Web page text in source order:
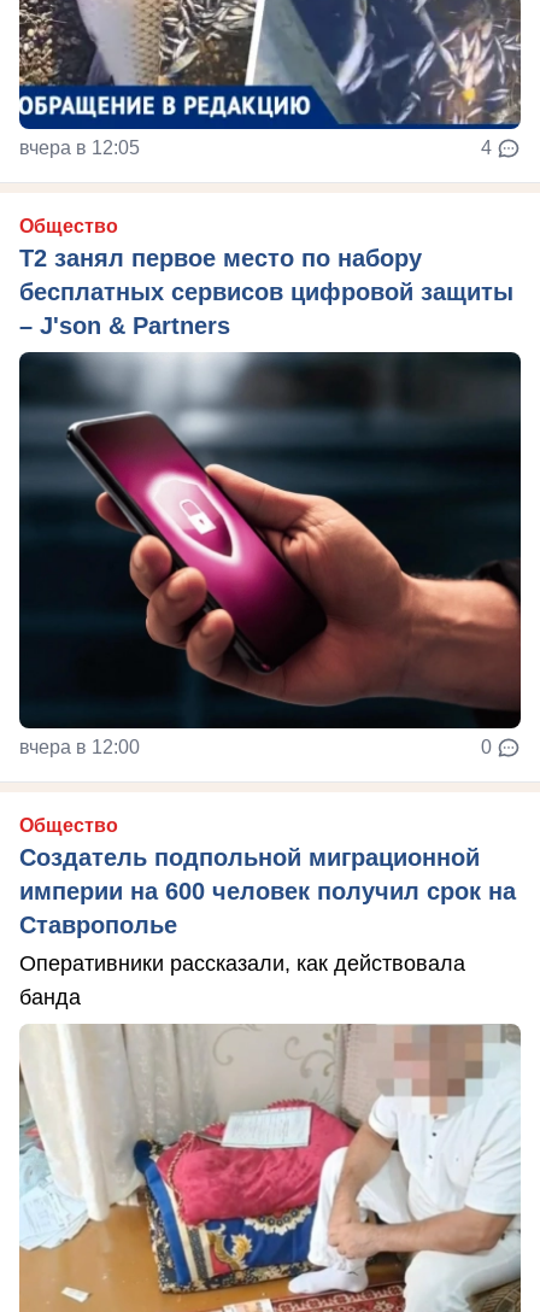
вчера в 12:05 4
Общество
Т2 занял первое место по набору
бесплатных сервисов цифровой защиты
– J'son & Partners
вчера в 12:00 0
Общество
Создатель подпольной миграционной
империи на 600 человек получил срок на
Ставрополье
Оперативники рассказали, как действовала
банда